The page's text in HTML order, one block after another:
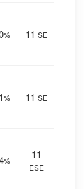
% 11 SE
% 11 SE
%
11
ESE